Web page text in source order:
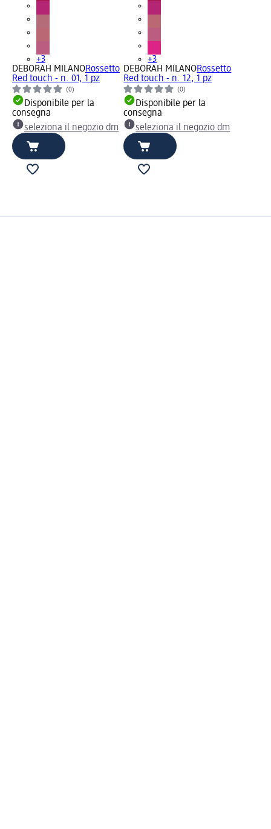
+3
DEBORAH MILANORossetto
Red touch - n. 01, 1 pz
(0)
Disponibile per la
consegna
seleziona il negozio dm
+3
DEBORAH MILANORossetto
Red touch - n. 12, 1 pz
(0)
Disponibile per la
consegna
seleziona il negozio dm